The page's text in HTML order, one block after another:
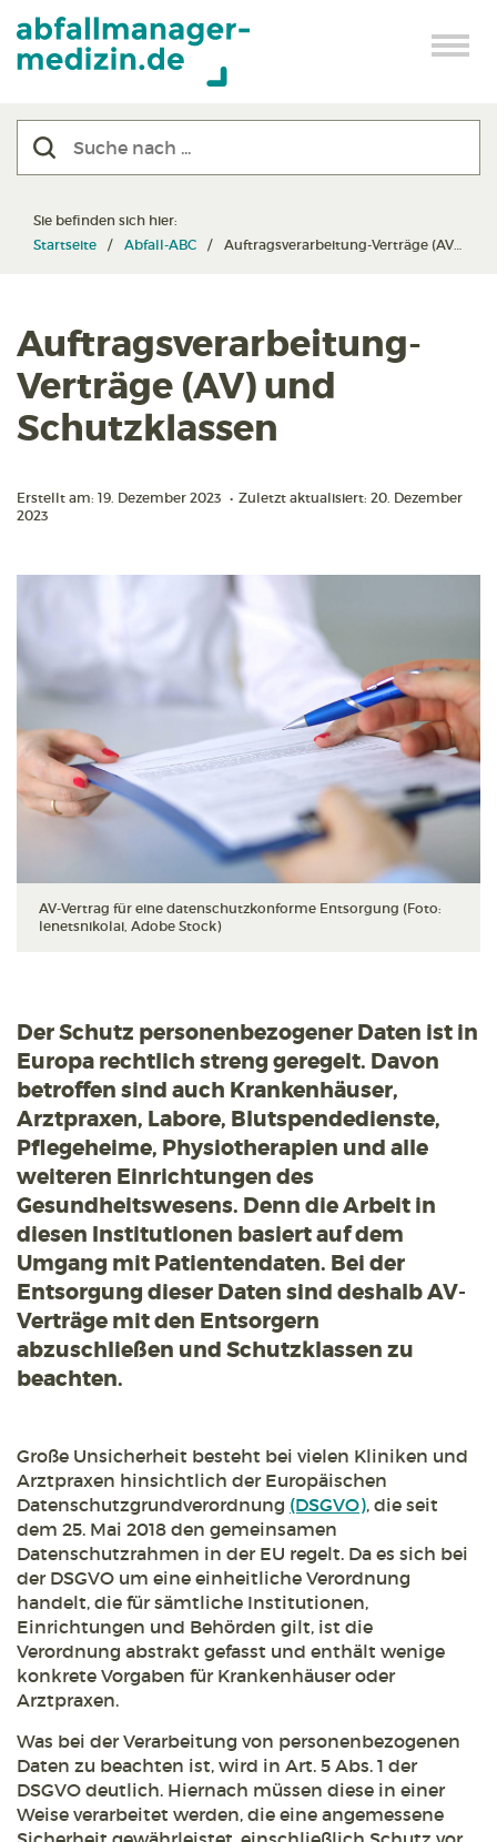
Sie befinden sich hier:
Startseite
Abfall-ABC Auftragsverarbeitung-Verträge (AV) und Schutzklassen
Auftragsverarbeitung-
Verträge (AV) und
Schutzklassen
Erstellt am: 19. Dezember 2023 • Zuletzt aktualisiert: 20. Dezember
2023
AV-Vertrag für eine datenschutzkonforme Entsorgung (Foto:
lenetsnikolai, Adobe Stock)
Der Schutz personenbezogener Daten ist in
Europa rechtlich streng geregelt. Davon
betroffen sind auch Krankenhäuser,
Arztpraxen, Labore, Blutspendedienste,
Pflegeheime, Physiotherapien und alle
weiteren Einrichtungen des
Gesundheitswesens. Denn die Arbeit in
diesen Institutionen basiert auf dem
Umgang mit Patientendaten. Bei der
Entsorgung dieser Daten sind deshalb AV-
Verträge mit den Entsorgern
abzuschließen und Schutzklassen zu
beachten.
Große Unsicherheit besteht bei vielen Kliniken und
Arztpraxen hinsichtlich der Europäischen
Datenschutzgrundverordnung (DSGVO), die seit
dem 25. Mai 2018 den gemeinsamen
Datenschutzrahmen in der EU regelt. Da es sich bei
der DSGVO um eine einheitliche Verordnung
handelt, die für sämtliche Institutionen,
Einrichtungen und Behörden gilt, ist die
Verordnung abstrakt gefasst und enthält wenige
konkrete Vorgaben für Krankenhäuser oder
Arztpraxen.
Was bei der Verarbeitung von personenbezogenen
Daten zu beachten ist, wird in Art. 5 Abs. 1 der
DSGVO deutlich. Hiernach müssen diese in einer
Weise verarbeitet werden, die eine angemessene